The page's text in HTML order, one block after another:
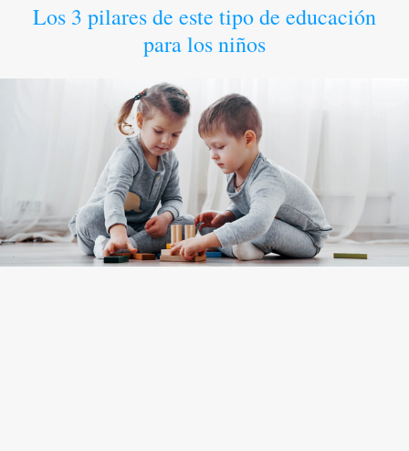
Los 3 pilares de este tipo de educación
para los niños